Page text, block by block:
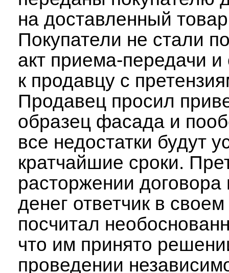
на доставленный
Покупатели не стали
акт приема-передачи и
к продавцу с
Продавец просил
образец фасада и
все недостатки будут
кратчайшие сроки.
расторжении договора
денег ответчик в
посчитал
что им принято
проведении